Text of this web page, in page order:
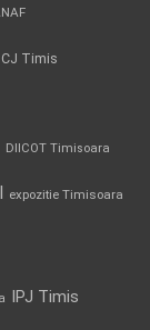
CJ Timis
DIICOT Timisoara
expozitie Timisoara
IPJ Timis